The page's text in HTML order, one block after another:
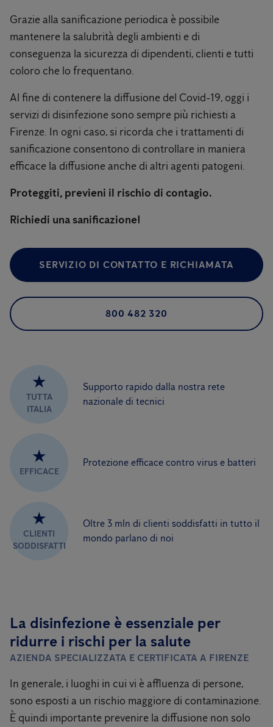
Grazie alla sanificazione periodica è possibile
mantenere la salubrità degli ambienti e di
conseguenza la sicurezza di dipendenti, clienti e tutti
coloro che lo frequentano.
Al fine di contenere la diffusione del Covid-19, oggi i
servizi di disinfezione sono sempre più richiesti a
Firenze. In ogni caso, si ricorda che i trattamenti di
sanificazione consentono di controllare in maniera
efficace la diffusione anche di altri agenti patogeni.
Proteggiti, previeni il rischio di contagio.
Richiedi una sanificazione!
SERVIZIO DI CONTATTO E RICHIAMATA
800 482 320
★
TUTTA
ITALIA
Supporto rapido dalla nostra rete
nazionale di tecnici
★
EFFICACE
Protezione efficace contro virus e batteri
★
CLIENTI
SODDISFATTI
Oltre 3 mln di clienti soddisfatti in tutto il
mondo parlano di noi
La disinfezione è essenziale per
ridurre i rischi per la salute
AZIENDA SPECIALIZZATA E CERTIFICATA A FIRENZE
In generale, i luoghi in cui vi è affluenza di persone,
sono esposti a un rischio maggiore di contaminazione.
È quindi importante prevenire la diffusione non solo